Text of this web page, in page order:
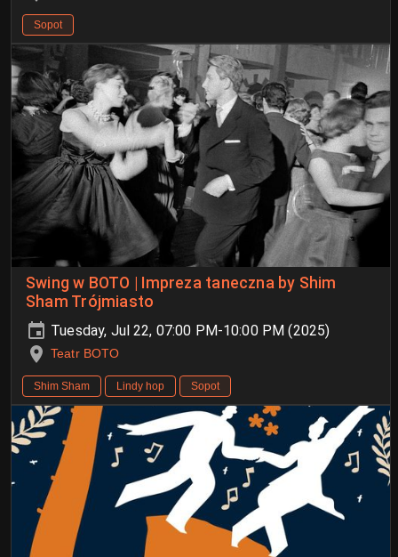
Sopot
Swing w BOTO | Impreza taneczna by Shim
Sham Trójmiasto
Tuesday, Jul 22, 07:00 PM-10:00 PM (2025)
Teatr BOTO
Shim Sham Lindy hop Sopot